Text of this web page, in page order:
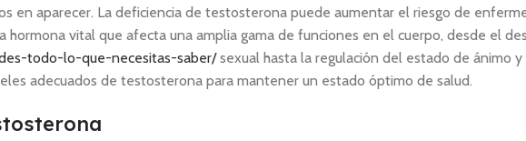
en aparecer. La deficiencia de testosterona puede aumentar el riesgo de
hormona vital que afecta una amplia gama de funciones en el cuerpo, desde el
todo-lo-que-necesitas-saber/sexual hasta la regulación del estado de ánimo y
adecuados de testosterona para mantener un estado óptimo de salud.